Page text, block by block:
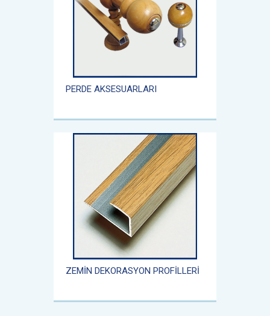
PERDE AKSESUARLARI
ZEMİN DEKORASYON PROFİLLERİ